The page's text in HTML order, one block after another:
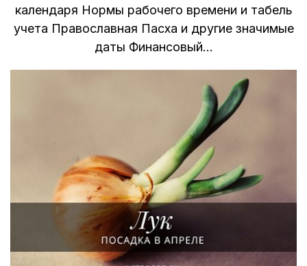
календаря Нормы рабочего времени и табель
учета Православная Пасха и другие значимые
даты Финансовый…